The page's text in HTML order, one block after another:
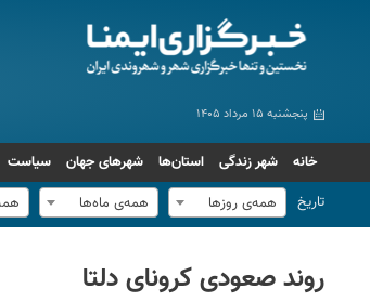
پنجشنبه ۱۵ مرداد ۱۴۰۵
خانه شهر زندگی استان‌ها شهرهای جهان سیاست
تاریخ
همه‌ی روزها همه‌ی ماه‌ها
روند صعودی کرونای دلتا